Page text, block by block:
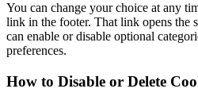
You can change your choice at any
link in the footer. That link opens the
can enable or disable optional
preferences.
How to Disable or Delete